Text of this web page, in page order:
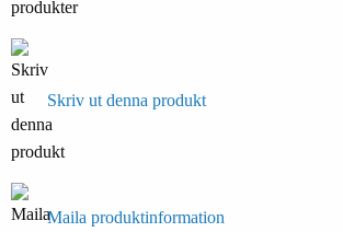
Skriv ut denna produkt
Maila produktinformation